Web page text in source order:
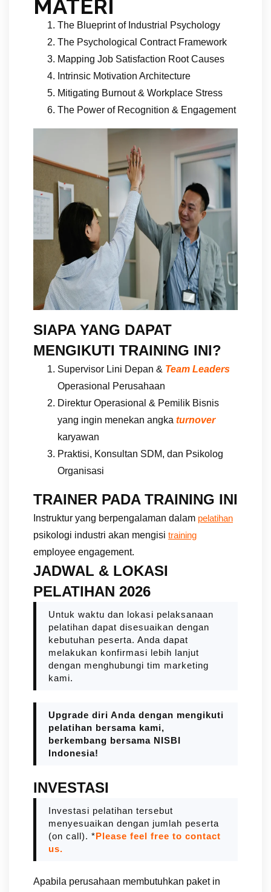
MATERI
The Blueprint of Industrial Psychology
The Psychological Contract Framework
Mapping Job Satisfaction Root Causes
Intrinsic Motivation Architecture
Mitigating Burnout & Workplace Stress
The Power of Recognition & Engagement
SIAPA YANG DAPAT
MENGIKUTI TRAINING INI?
Supervisor Lini Depan & Team Leaders
Operasional Perusahaan
Direktur Operasional & Pemilik Bisnis
yang ingin menekan angka turnover
karyawan
Praktisi, Konsultan SDM, dan Psikolog
Organisasi
TRAINER PADA TRAINING INI
Instruktur yang berpengalaman dalam pelatihan
psikologi industri akan mengisi training
employee engagement.
JADWAL & LOKASI
PELATIHAN 2026
Untuk waktu dan lokasi pelaksanaan
pelatihan dapat disesuaikan dengan
kebutuhan peserta. Anda dapat
melakukan konfirmasi lebih lanjut
dengan menghubungi tim marketing
kami.
Upgrade diri Anda dengan mengikuti
pelatihan bersama kami,
berkembang bersama NISBI
Indonesia!
INVESTASI
Investasi pelatihan tersebut
menyesuaikan dengan jumlah peserta
(on call). *Please feel free to contact
us.
Apabila perusahaan membutuhkan paket in